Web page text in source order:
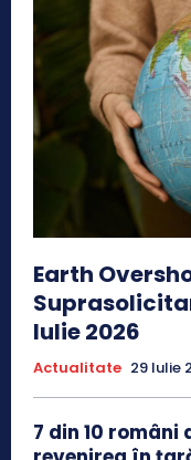
Earth
Iulie 2026
Actualitate 29 Iulie
7 din 10